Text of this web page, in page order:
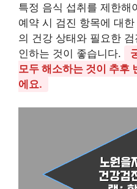
특정 음식 섭취를 제한해
예약 시 검진 항목에 대
의 건강 상태와 필요한
인하는 것이 좋습니다.
모두 해소하는 것이 추후
에요.